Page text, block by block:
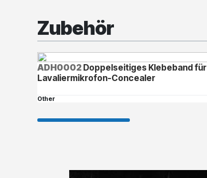
Zubehör
ADH0002Doppelseitiges Klebeband für
Lavaliermikrofon-Concealer
Other